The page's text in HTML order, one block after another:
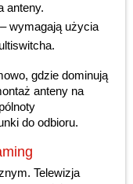
anteny.
wymagają użycia
gdzie dominują
anteny na
do odbioru.
Telewizja